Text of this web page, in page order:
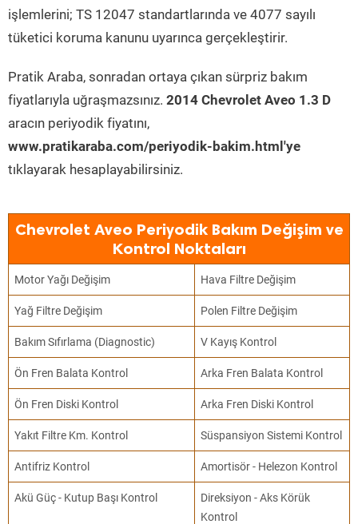
işlemlerini; TS 12047 standartlarında ve 4077 sayılı
tüketici koruma kanunu uyarınca gerçekleştirir.
Pratik Araba, sonradan ortaya çıkan sürpriz bakım
fiyatlarıyla uğraşmazsınız. 2014 Chevrolet Aveo 1.3 D
aracın periyodik fiyatını,
www.pratikaraba.com/periyodik-bakim.html'ye
tıklayarak hesaplayabilirsiniz.
Chevrolet Aveo Periyodik Bakım Değişim ve
Kontrol Noktaları
Motor Yağı Değişim Hava Filtre Değişim
Yağ Filtre Değişim Polen Filtre Değişim
Bakım Sıfırlama (Diagnostic) V Kayış Kontrol
Ön Fren Balata Kontrol Arka Fren Balata Kontrol
Ön Fren Diski Kontrol Arka Fren Diski Kontrol
Yakıt Filtre Km. Kontrol Süspansiyon Sistemi Kontrol
Antifriz Kontrol Amortisör - Helezon Kontrol
Akü Güç - Kutup Başı Kontrol
Direksiyon - Aks Körük
Kontrol